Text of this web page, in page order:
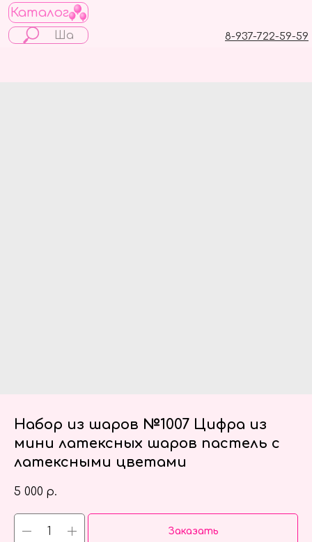
Каталог
8-937-722-59-59
Набор из шаров №1007 Цифра из
мини латексных шаров пастель с
латексными цветами
5 000 р.
Заказать